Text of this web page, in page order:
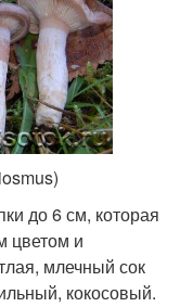
до 6 см, которая
цветом и
млечный сок
кокосовый.